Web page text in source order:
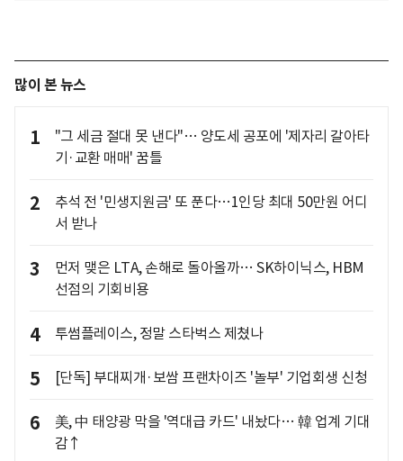
많이 본 뉴스
1
"그 세금 절대 못 낸다"… 양도세 공포에 '제자리 갈아타
기·교환 매매' 꿈틀
2
추석 전 '민생지원금' 또 푼다…1인당 최대 50만원 어디
서 받나
3
먼저 맺은 LTA, 손해로 돌아올까… SK하이닉스, HBM
선점의 기회비용
4 투썸플레이스, 정말 스타벅스 제쳤나
5 [단독] 부대찌개·보쌈 프랜차이즈 '놀부' 기업회생 신청
6
美, 中 태양광 막을 '역대급 카드' 내놨다… 韓 업계 기대
감↑